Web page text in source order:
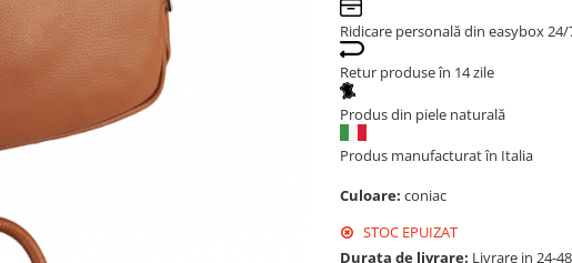
Ridicare personală din easybox 24/
Retur produse în 14 zile
Produs din piele naturală
Produs manufacturat în Italia
Culoare: coniac
STOC EPUIZAT
Durata de livrare: Livrare in 24-